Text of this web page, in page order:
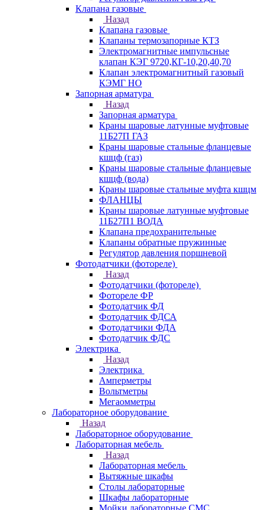
Клапана газовые
Назад
Клапана газовые
Клапаны термозапорные КТЗ
Электромагнитные импульсные
клапан КЭГ 9720,КГ-10,20,40,70
Клапан электромагнитный газовый
КЭМГ НО
Запорная арматура
Назад
Запорная арматура
Краны шаровые латунные муфтовые
11Б27П ГАЗ
Краны шаровые стальные фланцевые
кшцф (газ)
Краны шаровые стальные фланцевые
кшцф (вода)
Краны шаровые стальные муфта кшцм
ФЛАНЦЫ
Краны шаровые латунные муфтовые
11Б27П1 ВОДА
Клапана предохранительные
Клапаны обратные пружинные
Регулятор давления поршневой
Фотодатчики (фотореле)
Назад
Фотодатчики (фотореле)
Фотореле ФР
Фотодатчик ФД
Фотодатчик ФДСА
Фотодатчики ФДА
Фотодатчик ФДС
Электрика
Назад
Электрика
Амперметры
Вольтметры
Мегаомметры
Лабораторное оборудование
Назад
Лабораторное оборудование
Лабораторная мебель
Назад
Лабораторная мебель
Вытяжные шкафы
Столы лабораторные
Шкафы лабораторные
Мойки лабораторные СМС